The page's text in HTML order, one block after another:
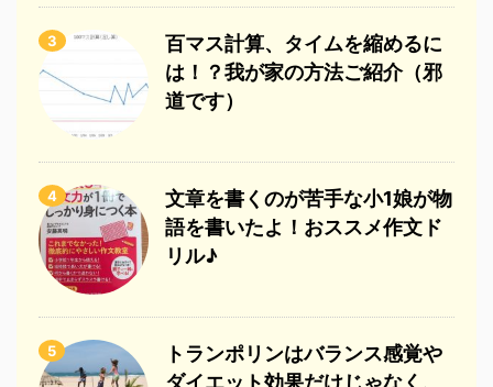
3
百マス計算、タイムを縮めるに
は！？我が家の方法ご紹介（邪
道です）
4
文章を書くのが苦手な小1娘が物
語を書いたよ！おススメ作文ド
リル♪
5
トランポリンはバランス感覚や
ダイエット効果だけじゃなく、